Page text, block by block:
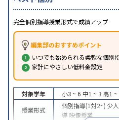
完全個別指導授業形式で成績アップ
編集部のおすすめポイント
いつでも始められる柔軟な個別
家計にやさしい低料金設定
対象学年 小3 ~ 6 中1 ~ 3 高1 ~
授業形式
個別指導(1対2~) 少
導 映像授業